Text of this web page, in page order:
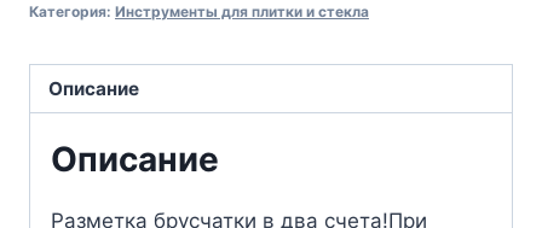
Категория: Инструменты для плитки и стекла
Описание
Описание
Разметка брусчатки в два счета!При